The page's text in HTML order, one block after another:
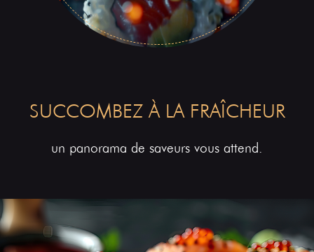
SUCCOMBEZ À LA FRAÎCHEUR
un panorama de saveurs vous attend.